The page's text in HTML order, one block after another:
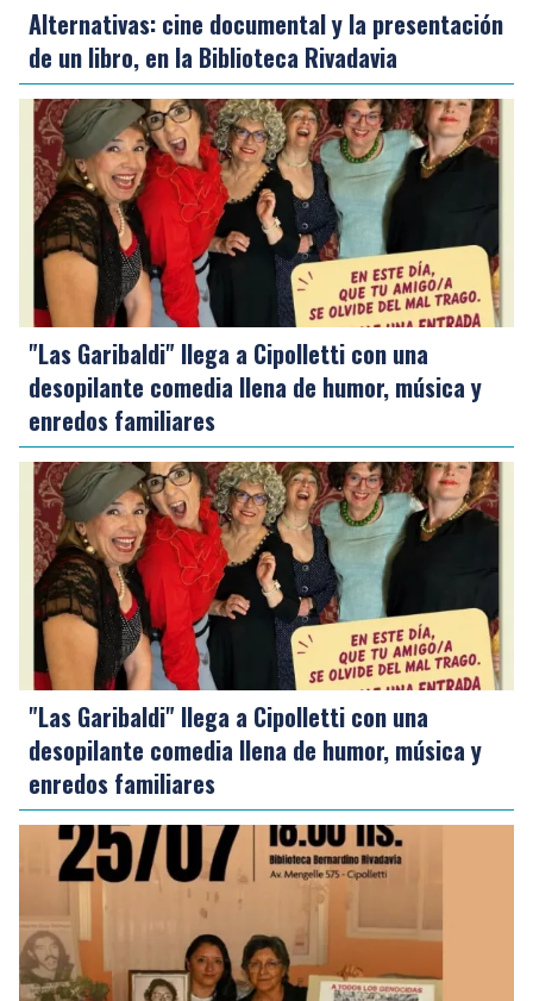
Alternativas: cine documental y la presentación
de un libro, en la Biblioteca Rivadavia
"Las Garibaldi" llega a Cipolletti con una
desopilante comedia llena de humor, música y
enredos familiares
"Las Garibaldi" llega a Cipolletti con una
desopilante comedia llena de humor, música y
enredos familiares